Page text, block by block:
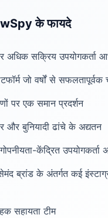
के फायदे
अधिक सक्रिय उपयोगकर्ता
जो वर्षों से सफलतापूर्वक
पर एक समान प्रदर्शन
और बुनियादी ढांचे के अद्यतन
केंद्रित उपयोगकर्ता
ब्रांड के अंतर्गत कई
सहायता टीम